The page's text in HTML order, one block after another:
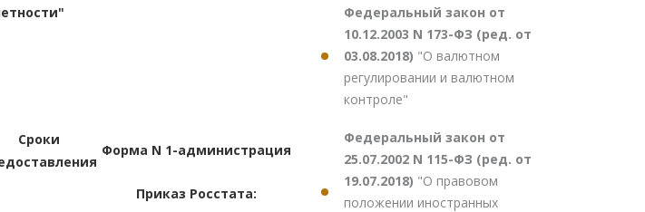
Сроки
Форма N 1-администрация
Приказ Росстата:
Федеральный закон от
10.12.2003 N 173-ФЗ (ред. от
03.08.2018) "О валютном
регулировании и валютном
контроле"
Федеральный закон от
25.07.2002 N 115-ФЗ (ред. от
19.07.2018) "О правовом
положении иностранных